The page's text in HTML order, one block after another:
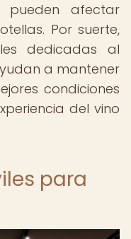
afectar
Por suerte,
dedicadas al
a mantener
condiciones
del vino
para